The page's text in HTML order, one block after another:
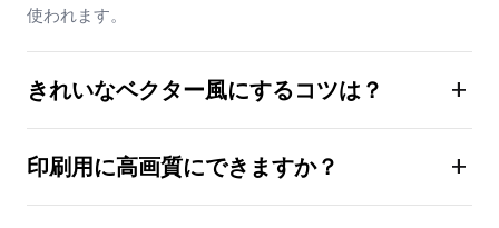
使われます。
きれいなベクター風にするコツは？ +
印刷用に高画質にできますか？ +